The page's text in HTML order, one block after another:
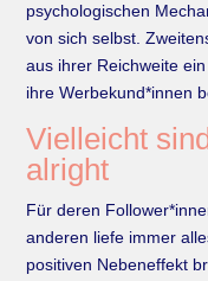
psychologischen
von sich selbst.
aus ihrer Reichweite
ihre Werbekund*innen
Vielleicht
alright
Für deren
anderen liefe immer
positiven Nebeneffekt